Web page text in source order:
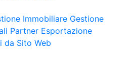
Immobiliare Gestione
Partner Esportazione
da Sito Web